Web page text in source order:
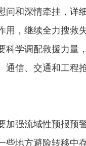
和深情牵挂，
，继续全力搜
学调配救援力
信、交通和工
流域性预报预
地方避险转移